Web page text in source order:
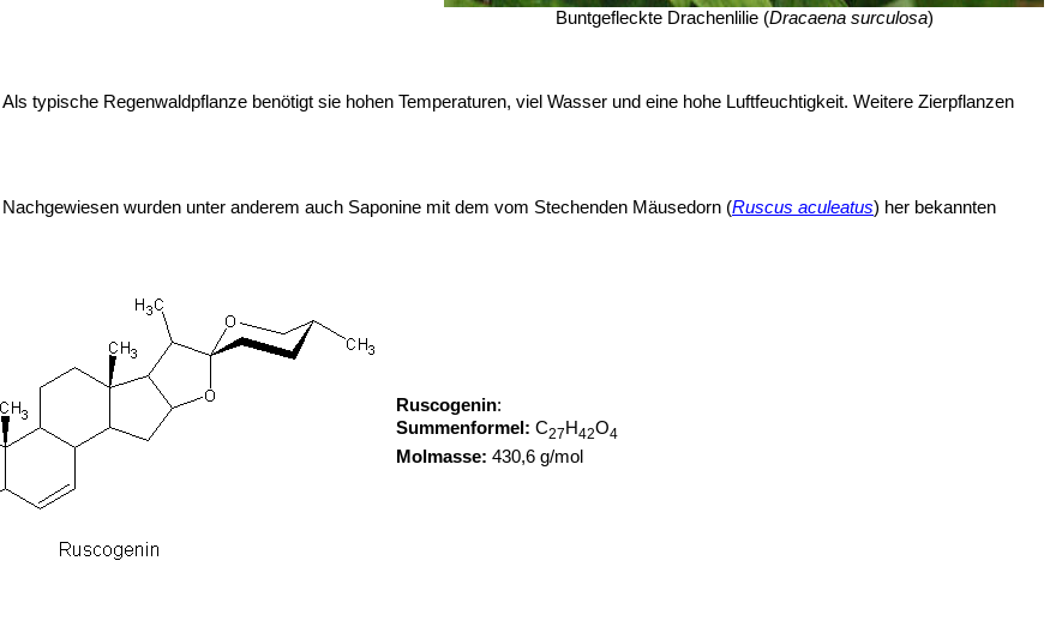
Buntgefleckte Drachenlilie (Dracaena surculosa)
typische Regenwaldpflanze benötigt sie hohen Temperaturen, viel Wasser und eine hohe Luftfeuchtigkeit. Weitere Zierpflanzen
wurden unter anderem auch Saponine mit dem vom Stechenden Mäusedorn (Ruscus aculeatus) her bekannten
Ruscogenin:
Summenformel: C27 H42O4
Molmasse: 430,6 g/mol